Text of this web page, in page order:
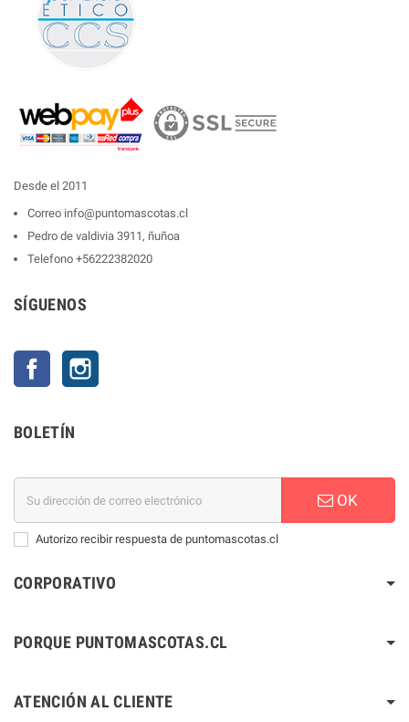
Desde el 2011
Correo info@puntomascotas.cl
Pedro de valdivia 3911, ñuñoa
Telefono +56222382020
SÍGUENOS
Facebook
BOLETÍN
OK
Autorizo recibir respuesta de puntomascotas.cl
CORPORATIVO
PORQUE PUNTOMASCOTAS.CL
ATENCIÓN AL CLIENTE